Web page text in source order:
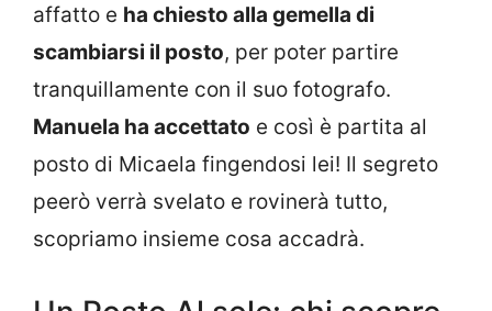
affatto e ha chiesto alla gemella di
scambiarsi il posto, per poter partire
tranquillamente con il suo fotografo.
Manuela ha accettato e così è partita al
posto di Micaela fingendosi lei! Il segreto
peerò verrà svelato e rovinerà tutto,
scopriamo insieme cosa accadrà.